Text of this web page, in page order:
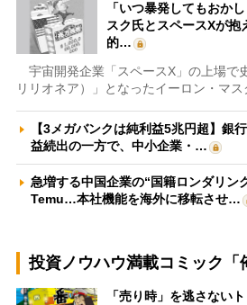
「いつ暴発してもおか
スク氏とスペースXが抱
的…
宇宙開発企業「スペースX」の上場で
リリオネア）」となったイーロン・マ
【3メガバンクは純利益5兆円超】銀
益続出の一方で、中小企業・…
急増する中国企業の“国籍ロンダリン
Temu…本社機能を海外に移転させ…
投資ノウハウ満載コミック「
「売り時」を逃さない